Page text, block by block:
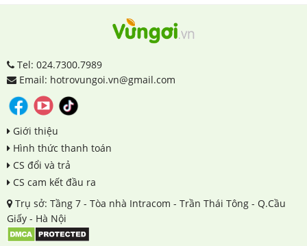
Tel: 024.7300.7989
Email: hotrovungoi.vn@gmail.com
Giới thiệu
Hình thức thanh toán
CS đổi và trả
CS cam kết đầu ra
Trụ sở: Tầng 7 - Tòa nhà Intracom - Trần Thái Tông - Q.Cầu
Giấy - Hà Nội